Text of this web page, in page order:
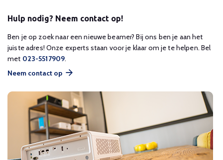
Hulp nodig? Neem contact op!
Ben je op zoek naar een nieuwe beamer? Bij ons ben je aan het
juiste adres! Onze experts staan voor je klaar om je te helpen. Bel
met 023-5517909.
Neem contact op